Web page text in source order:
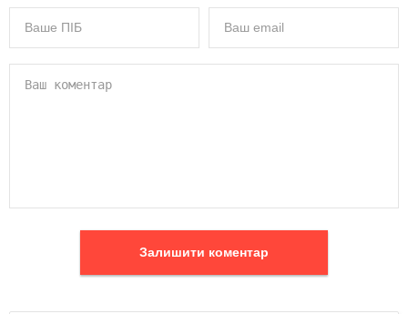
Залишити коментар